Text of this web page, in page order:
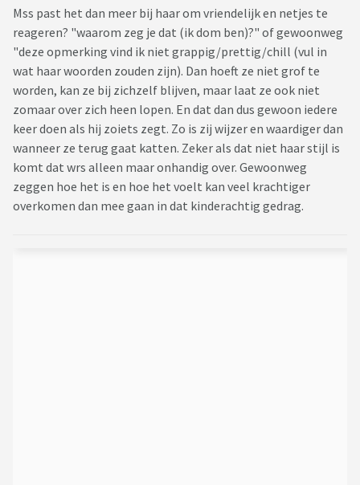
Mss past het dan meer bij haar om vriendelijk en netjes te
reageren? "waarom zeg je dat (ik dom ben)?" of gewoonweg
"deze opmerking vind ik niet grappig/prettig/chill (vul in
wat haar woorden zouden zijn). Dan hoeft ze niet grof te
worden, kan ze bij zichzelf blijven, maar laat ze ook niet
zomaar over zich heen lopen. En dat dan dus gewoon iedere
keer doen als hij zoiets zegt. Zo is zij wijzer en waardiger dan
wanneer ze terug gaat katten. Zeker als dat niet haar stijl is
komt dat wrs alleen maar onhandig over. Gewoonweg
zeggen hoe het is en hoe het voelt kan veel krachtiger
overkomen dan mee gaan in dat kinderachtig gedrag.